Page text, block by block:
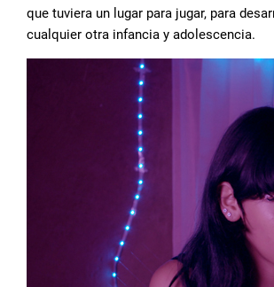
que tuviera un lugar para jugar, para
cualquier otra infancia y adolescencia.